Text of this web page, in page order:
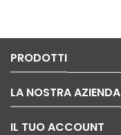
PRODOTTI
LA NOSTRA AZIENDA
IL TUO ACCOUNT